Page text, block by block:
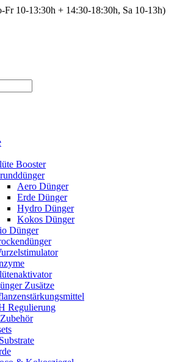
Fr 10-13:30h + 14:30-18:30h, Sa 10-13h)
Booster
Aero Dünger
Erde Dünger
Hydro Dünger
Kokos Dünger
Dünger
Zusätze
Regulierung